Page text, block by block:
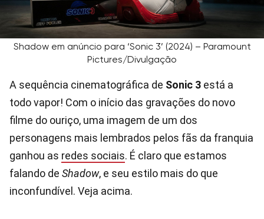
Shadow em anúncio para ‘Sonic 3’ (2024) – Paramount
Pictures/Divulgação
A sequência cinematográfica de Sonic 3 está a
todo vapor! Com o início das gravações do novo
filme do ouriço, uma imagem de um dos
personagens mais lembrados pelos fãs da franquia
ganhou as redes sociais. É claro que estamos
falando de Shadow, e seu estilo mais do que
inconfundível. Veja acima.